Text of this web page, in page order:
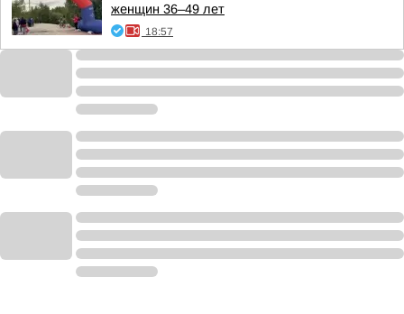
женщин 36–49 лет
18:57